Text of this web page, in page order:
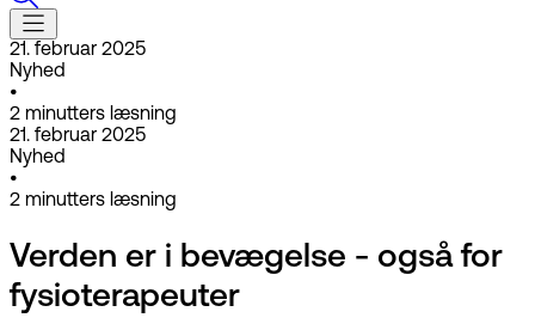
21. februar 2025
Nyhed
•
2 minutters læsning
21. februar 2025
Nyhed
•
2 minutters læsning
Verden er i bevægelse - også for
fysioterapeuter